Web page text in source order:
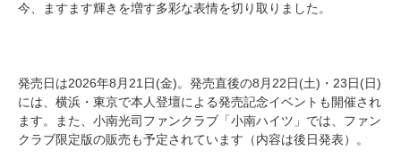
今、ますます輝きを増す多彩な表情を切り取りました。
発売日は2026年8月21日(金)。発売直後の8月22日(土)・23日(日)
には、横浜・東京で本人登壇による発売記念イベントも開催され
ます。また、小南光司ファンクラブ「小南ハイツ」では、ファン
クラブ限定版の販売も予定されています（内容は後日発表）。